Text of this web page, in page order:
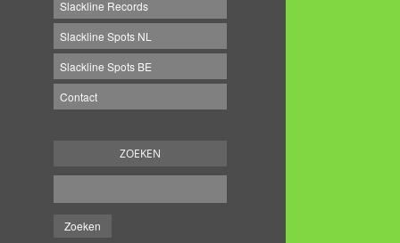
Slackline Records
Slackline Spots NL
Slackline Spots BE
Contact
ZOEKEN